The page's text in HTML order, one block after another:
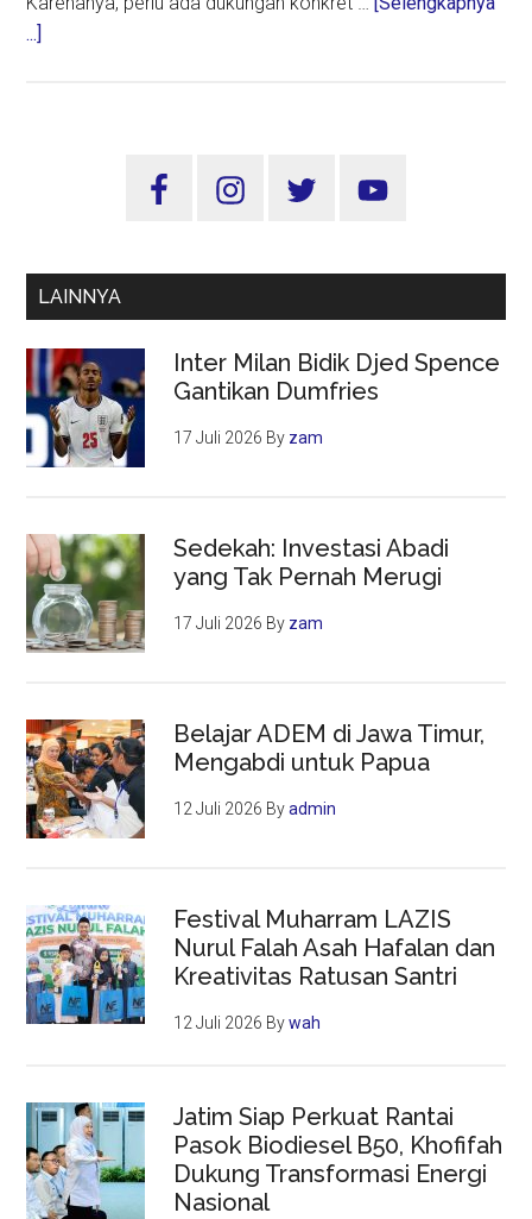
...]
Baru
Sidebar
LAINNYA
Inter Milan Bidik Djed Spence
Gantikan Dumfries
17 Juli 2026 By zam
Sedekah: Investasi Abadi
yang Tak Pernah Merugi
17 Juli 2026 By zam
Belajar ADEM di Jawa Timur,
Mengabdi untuk Papua
12 Juli 2026 Byadmin
Festival Muharram LAZIS
Nurul Falah Asah Hafalan dan
Kreativitas Ratusan Santri
12 Juli 2026 Bywah
Jatim Siap Perkuat Rantai
Pasok Biodiesel B50, Khofifah
Dukung Transformasi Energi
Nasional